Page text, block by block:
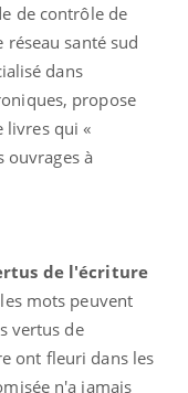
de contrôle de
santé sud
dans
propose
livres qui «
ouvrages à
de l'écriture
mots peuvent
vertus de
ont fleuri dans les
n'a jamais